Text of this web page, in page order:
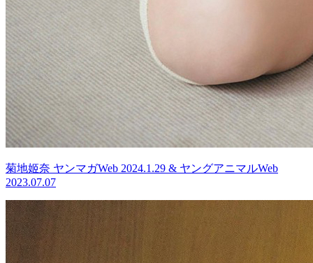
菊地姬奈 ヤンマガWeb 2024.1.29 & ヤングアニマルWeb
2023.07.07